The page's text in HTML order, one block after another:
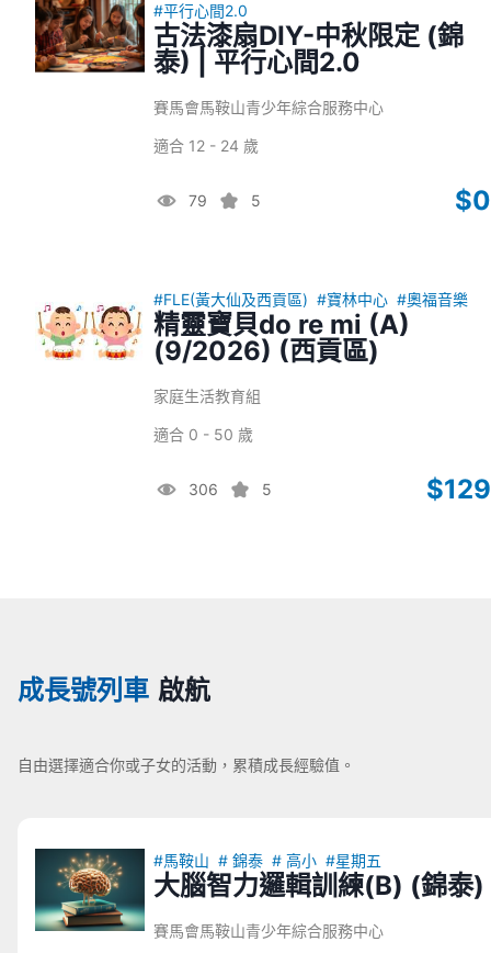
#平行心間2.0
古法漆扇DIY-中秋限定 (錦
泰) | 平行心間2.0
賽馬會馬鞍山青少年綜合服務中心
適合 12 - 24 歲
79 5 $0
#FLE(黃大仙及西貢區) #寶林中心 #奧福音樂
精靈寶貝do re mi (A)
(9/2026) (西貢區)
家庭生活教育組
適合 0 - 50 歲
306 5 $129
成長號列車 啟航
自由選擇適合你或子女的活動，累積成長經驗值。
#馬鞍山 # 錦泰 # 高小 #星期五
大腦智力邏輯訓練(B) (錦泰)
賽馬會馬鞍山青少年綜合服務中心